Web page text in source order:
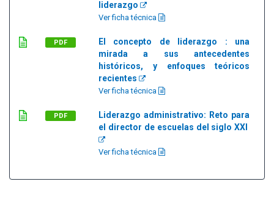
liderazgo
Ver ficha técnica
PDF
El concepto de liderazgo : una
mirada a sus antecedentes
históricos, y enfoques teóricos
recientes
Ver ficha técnica
PDF
Liderazgo administrativo: Reto para
el director de escuelas del siglo XXI
Ver ficha técnica